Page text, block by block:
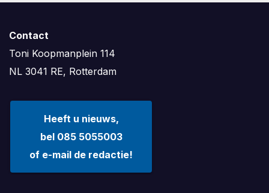
Contact
Toni Koopmanplein 114
NL 3041 RE, Rotterdam
Heeft u nieuws,
bel 085 5055003
of e-mail de redactie!